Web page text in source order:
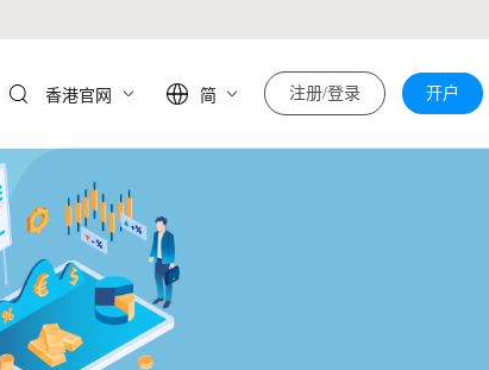
香港官网 简 注册/登录 开户